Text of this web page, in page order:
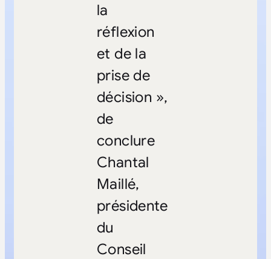
la
réflexion
et de la
prise de
décision »,
de
conclure
Chantal
Maillé,
présidente
du
Conseil